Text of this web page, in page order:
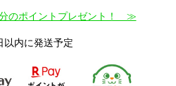
のポイントプレゼント！ ≫
内に発送予定